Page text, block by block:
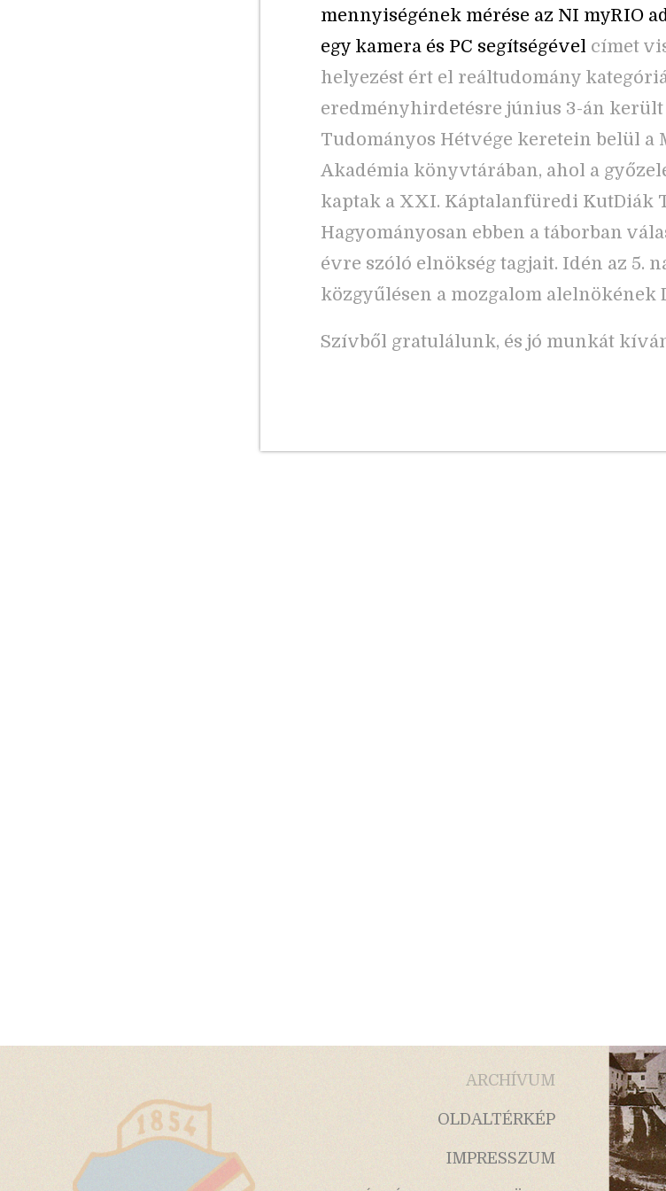
mennyiségének mérése az NI myRIO
egy kamera és PC segítségével címet
helyezést ért el reáltudomány
eredményhirdetésre június 3-án került
Tudományos Hétvége keretein belül a
Akadémia könyvtárában, ahol a
kaptak a XXI. Káptalanfüredi KutDiák
Hagyományosan ebben a táborban
évre szóló elnökség tagjait. Idén az 5.
közgyűlésen a mozgalom alelnökének
Szívből gratulálunk, és jó munkát
ARCHÍVUM
OLDALTÉRKÉP
IMPRESSZUM